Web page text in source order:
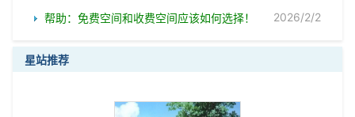
帮助：免费空间和收费空间应该如何选择！ 2026/2/2
星站推荐